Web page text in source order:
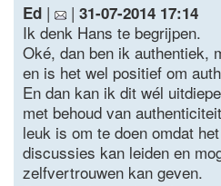
Ed | | 31-07-2014 17:14
Ik denk Hans te begrijpen.
Oké, dan ben ik authentiek,
en is het wel positief om
En dan kan ik dit wél
met behoud van
leuk is om te doen omdat
discussies kan leiden en
zelfvertrouwen kan geven.